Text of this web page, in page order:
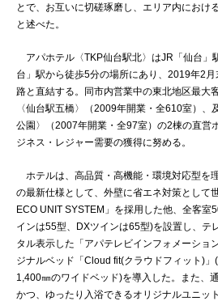
とで、お互いに切磋琢磨し、エリア内におけ
と述べた。
アパホテル〈TKP仙台駅北〉はJR「仙台」
台」駅から徒歩5分の場所にあり、2019年2
路と直結する。同市内営業中の東北地区最大
〈仙台駅五橋〉（2009年開業・全610室）、
公園〉（2007年開業・全97室）の2棟の直営
ジネス・レジャー需要の獲得に努める。
ホテルは、高品質・高機能・環境対応型を
の最新仕様として、外壁に省エネ対策として
ECO UNIT SYSTEM」を採用した他、全客室
インは55型、DXツインは65型)を設置し、テ
タル表示した「アパテレビインフォメーショ
ジナルベッド「Cloud fit(クラウドフィット)
1,400㎜のワイドベッド)を導入した。また、
かつ、ゆったり入浴できるオリジナルユニッ